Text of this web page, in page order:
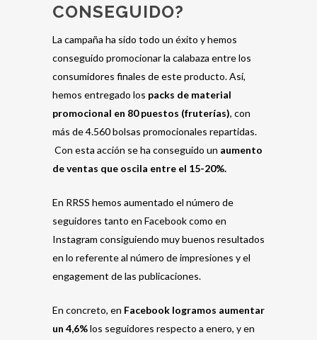
CONSEGUIDO?
La campaña ha sido todo un éxito y hemos
conseguido promocionar la calabaza entre los
consumidores finales de este producto. Así,
hemos entregado los packs de material
promocional en 80 puestos (fruterías), con
más de 4.560 bolsas promocionales repartidas.
Con esta acción se ha conseguido un aumento
de ventas que oscila entre el 15-20%.
En RRSS hemos aumentado el número de
seguidores tanto en Facebook como en
Instagram consiguiendo muy buenos resultados
en lo referente al número de impresiones y el
engagement de las publicaciones.
En concreto, en Facebook logramos aumentar
un 4,6%los seguidores respecto a enero, y en